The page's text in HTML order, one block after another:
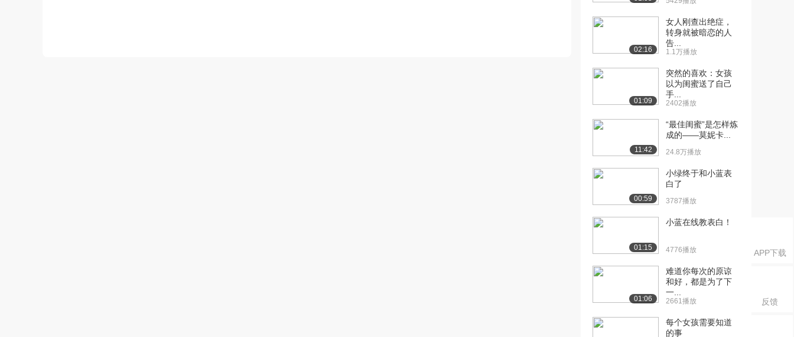
APP下载
反馈
具
[18] 如何利用社交媒体找
04:43
05:01
[20] 如何节省寒假预算
3.3万播放
07:39
[21] “储藏室能装下任何东
1.5万播放
[22] 怎样挑选优质的农产
1.5万播放
[23] 智慧、勇气和力量
05:01
[25] 如何度过新工作的第
一天
02:16
女人刚查出绝症，
转身就被暗恋的人
告...
1.1万播放
01:09
突然的喜欢：女孩
以为闺蜜送了自己
手...
2402播放
11:42
“最佳闺蜜”是怎样炼
成的——莫妮卡...
24.8万播放
00:59
小绿终于和小蓝表
白了
3787播放
01:15
小蓝在线教表白！
4776播放
01:06
难道你每次的原谅
和好，都是为了下
一...
2661播放
每个女孩需要知道
的事